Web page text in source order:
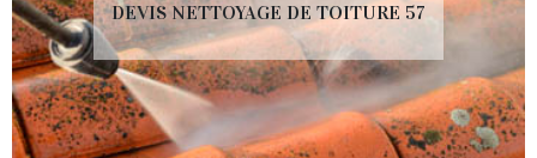
DEVIS NETTOYAGE DE TOITURE 57